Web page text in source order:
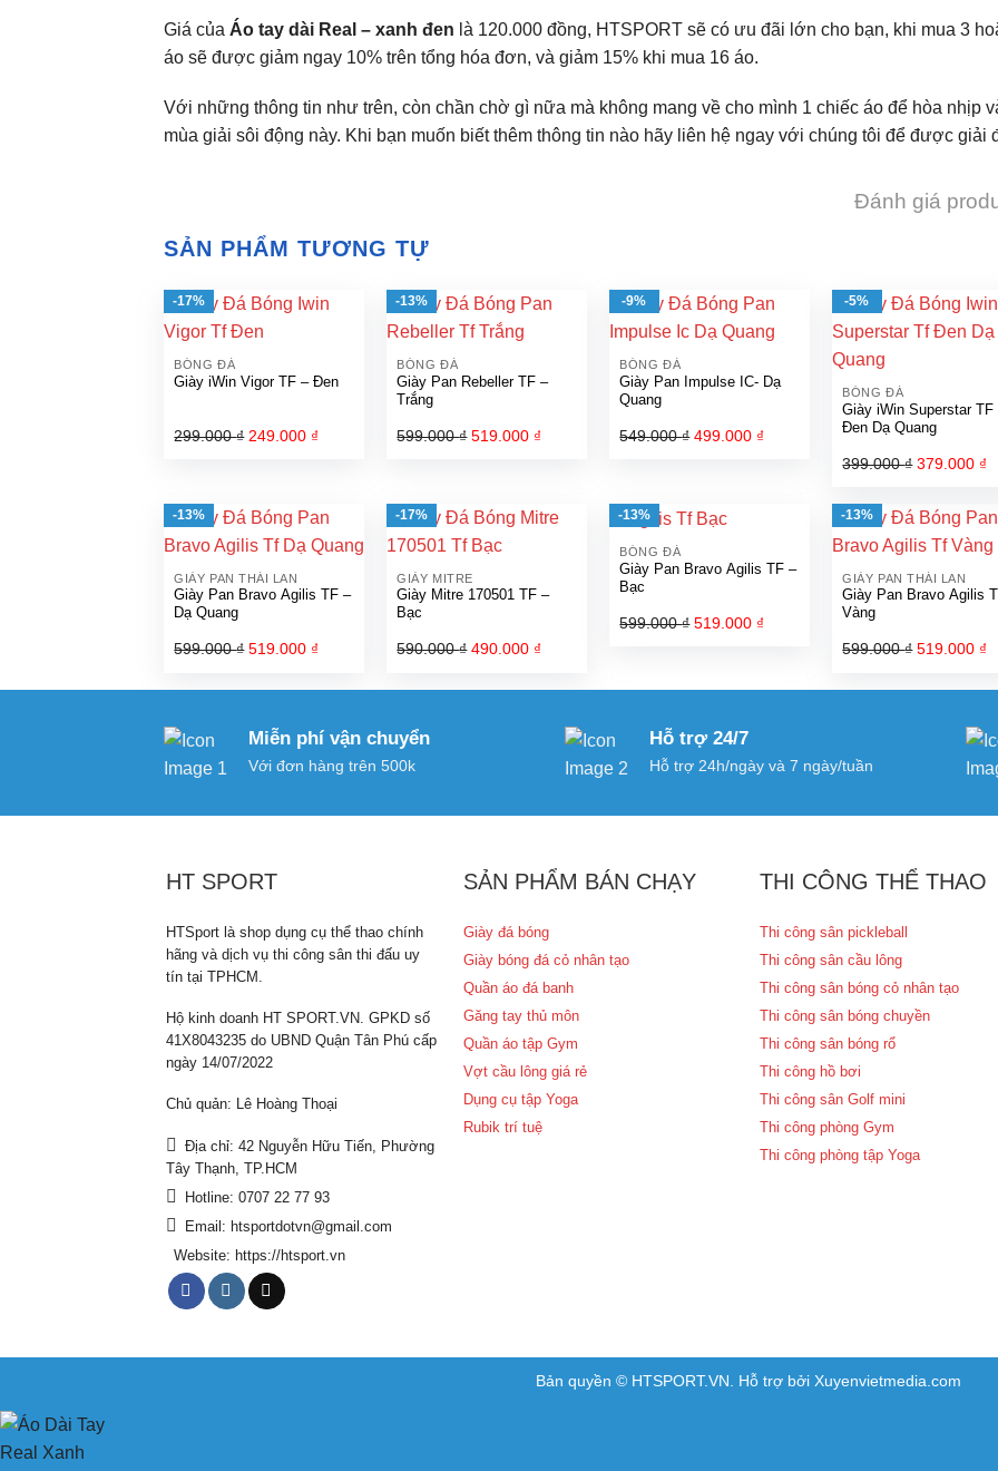
Giá của Áo tay dài Real – xanh đen là 120.000 đồng, HTSPORT sẽ có ưu đãi lớn cho bạn, khi mua 3
áo sẽ được giảm ngay 10% trên tổng hóa đơn, và giảm 15% khi mua 16 áo.
Với những thông tin như trên, còn chần chờ gì nữa mà không mang về cho mình 1 chiếc áo để hòa nhịp
mùa giải sôi động này. Khi bạn muốn biết thêm thông tin nào hãy liên hệ ngay với chúng tôi để được giải
Đánh giá
SẢN PHẨM TƯƠNG TỰ
-17%
BÓNG ĐÁ
Giày iWin Vigor TF – Đen
299.000₫ Giá
299.000 ₫.
249.000 ₫
là:
249.000 ₫.
-13%
BÓNG ĐÁ
Giày Pan Rebeller TF –
Trắng
599.000₫ Giá
599.000 ₫.
519.000 ₫
là:
-9%
BÓNG ĐÁ
Giày Pan Impulse IC- Dạ
Quang
549.000₫ Giá
549.000 ₫.
499.000 ₫
499.000 ₫.
-5%
BÓNG ĐÁ
Giày iWin Superstar TF
Đen Dạ Quang
399.000₫ Giá
là:
399.000 ₫.
379.000 ₫
tại
là:
-13%
GIÀY PAN THÁI LAN
Giày Pan Bravo Agilis TF –
Dạ Quang
599.000₫ Giá
599.000 ₫.
519.000 ₫
là:
519.000 ₫.
-17%
GIÀY MITRE
Giày Mitre 170501 TF –
Bạc
590.000₫ Giá
490.000 ₫
490.000 ₫.
-13%
BÓNG ĐÁ
Giày Pan Bravo Agilis TF –
Bạc
599.000₫ Giá
519.000 ₫
-13%
GIÀY PAN THÁI LAN
Giày Pan Bravo Agilis
Vàng
599.000₫ Giá
599.000 ₫.
519.000 ₫
Miễn phí vận chuyển
Với đơn hàng trên 500k
Hỗ trợ 24/7
Hỗ trợ 24h/ngày và 7 ngày/tuần
HT SPORT
HTSport là shop dụng cụ thể thao chính
hãng và dịch vụ thi công sân thi đấu uy
tín tại TPHCM.
Hộ kinh doanh HT SPORT.VN. GPKD số
41X8043235 do UBND Quận Tân Phú cấp
ngày 14/07/2022
Chủ quản: Lê Hoàng Thoại
Địa chỉ: 42 Nguyễn Hữu Tiến, Phường
Tây Thạnh, TP.HCM
Hotline: 0707 22 77 93
Email: htsportdotvn@gmail.com
Website: https://htsport.vn
SẢN PHẨM BÁN CHẠY
Giày đá bóng
Giày bóng đá cỏ nhân tạo
Quần áo đá banh
Găng tay thủ môn
Quần áo tập Gym
Vợt cầu lông giá rẻ
Dụng cụ tập Yoga
Rubik trí tuệ
THI CÔNG THỂ THAO
Thi công sân pickleball
Thi công sân cầu lông
Thi công sân bóng cỏ nhân tạo
Thi công sân bóng chuyền
Thi công sân bóng rổ
Thi công hồ bơi
Thi công sân Golf mini
Thi công phòng Gym
Thi công phòng tập Yoga
Bản quyền © HTSPORT.VN. Hỗ trợ bởi Xuyenvietmedia.com